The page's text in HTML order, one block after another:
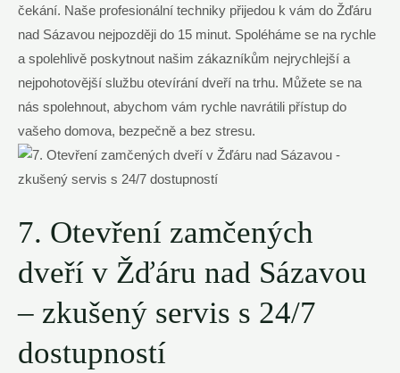
čekání. Naše profesionální techniky přijedou k vám do Žďáru
nad Sázavou nejpozději do 15 minut. Spoléháme se na rychle
a spolehlivě poskytnout našim zákazníkům nejrychlejší a
nejpohotovější službu otevírání dveří na trhu. Můžete se na
nás spolehnout, abychom vám rychle navrátili přístup do
vašeho domova, bezpečně a bez stresu.
7. Otevření zamčených
dveří v Žďáru nad Sázavou
– zkušený servis s 24/7
dostupností